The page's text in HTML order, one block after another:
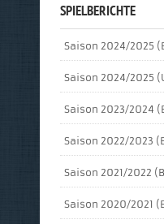
SPIELBERICHTE
Saison 2024/2025
Saison 2024/2025
Saison 2023/2024
Saison 2022/2023
Saison 2021/2022
Saison 2020/2021